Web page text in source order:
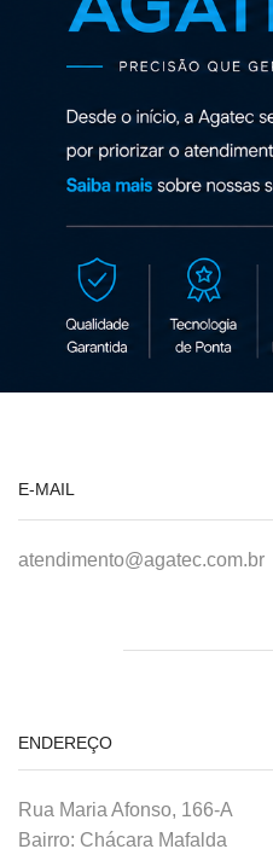
E-MAIL
atendimento@agatec.com.br
ENDEREÇO
Rua Maria Afonso, 166-A
Bairro: Chácara Mafalda